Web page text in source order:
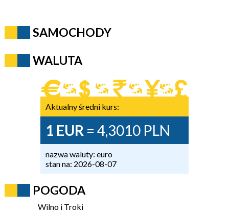
SAMOCHODY
WALUTA
Aktualny średni kurs:
1 EUR = 4,3010 PLN
nazwa waluty: euro
stan na: 2026-08-07
POGODA
Wilno i Troki